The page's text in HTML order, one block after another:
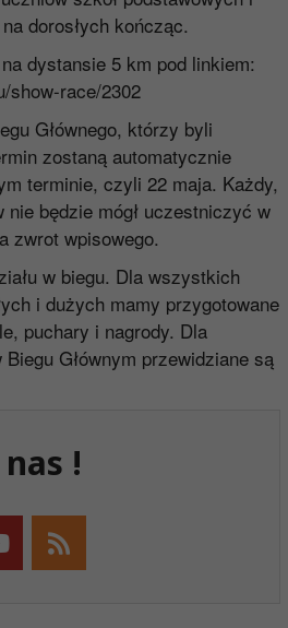
dorosłych kończąc.
dystansie 5 km pod linkiem:
show-race/2302
Głównego, którzy byli
zostaną automatycznie
terminie, czyli 22 maja. Każdy,
będzie mógł uczestniczyć w
zwrot wpisowego.
w biegu. Dla wszystkich
i dużych mamy przygotowane
puchary i nagrody. Dla
Głównym przewidziane są
!